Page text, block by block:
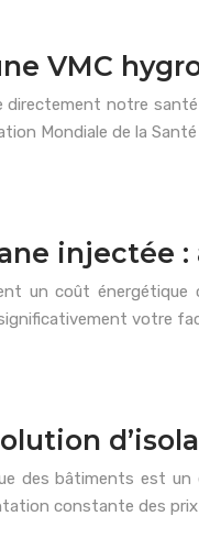
VMC
directement notre
Mondiale de la
injectée
un coût énergétique
votre
des bâtiments est
constante des prix